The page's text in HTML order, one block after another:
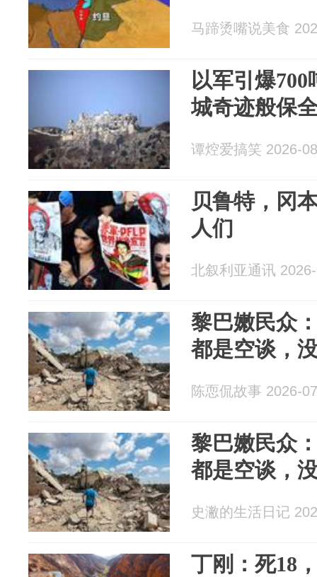
马蹄烫嘴说美食
以军引爆
城奇迹般保
谭焢爱搞笑 2026-
贝鲁特，冈
人们
北叙利亚通讯
黎巴嫩民众
都是空谈，
陈恧侃故事 2026-
黎巴嫩民众
都是空谈，
史潎的生活日记
丁刚：死18